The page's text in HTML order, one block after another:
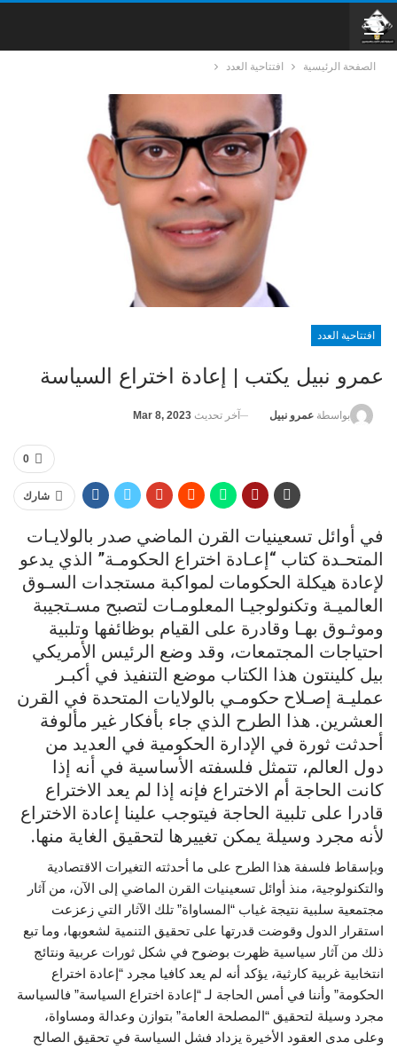
الصفحة الرئيسية افتتاحية العدد
افتتاحية العدد
عمرو نبيل يكتب | إعادة اختراع السياسة
بواسطة عمرو نبيل آخر تحديث Mar 8, 2023
0
شارك
في أوائل تسعينيات القرن الماضي صدر بالولايـات
المتحـدة كتاب “إعـادة اختراع الحكومـة” الذي يدعو
لإعادة هيكلة الحكومات لمواكبة مستجدات السـوق
العالميـة وتكنولوجيـا المعلومـات لتصبح مسـتجيبة
وموثـوق بهـا وقادرة على القيام بوظائفها وتلبية
احتياجات المجتمعات، وقد وضع الرئيس الأمريكي
بيل كلينتون هذا الكتاب موضع التنفيذ في أكبـر
عمليـة إصـلاح حكومـي بالولايات المتحدة في القرن
العشرين. هذا الطرح الذي جاء بأفكار غير مألوفة
أحدثت ثورة في الإدارة الحكومية في العديد من
دول العالم، تتمثل فلسفته الأساسية في أنه إذا
كانت الحاجة أم الاختراع فإنه إذا لم يعد الاختراع
قادرا على تلبية الحاجة فيتوجب علينا إعادة الاختراع
لأنه مجرد وسيلة يمكن تغييرها لتحقيق الغاية منها.
وبإسقاط فلسفة هذا الطرح على ما أحدثته التغيرات الاقتصادية
والتكنولوجية، منذ أوائل تسعينيات القرن الماضي إلى الآن، من آثار
مجتمعية سلبية نتيجة غياب “المساواة” تلك الآثار التي زعزعت
استقرار الدول وقوضت قدرتها على تحقيق التنمية لشعوبها، وما تبع
ذلك من آثار سياسية ظهرت بوضوح في شكل ثورات عربية ونتائج
انتخابية غربية كارثية، يؤكد أنه لم يعد كافيا مجرد “إعادة اختراع
الحكومة” وأننا في أمس الحاجة لـ “إعادة اختراع السياسة” فالسياسة
مجرد وسيلة لتحقيق “المصلحة العامة” بتوازن وعدالة ومساواة،
وعلى مدى العقود الأخيرة يزداد فشل السياسة في تحقيق الصالح